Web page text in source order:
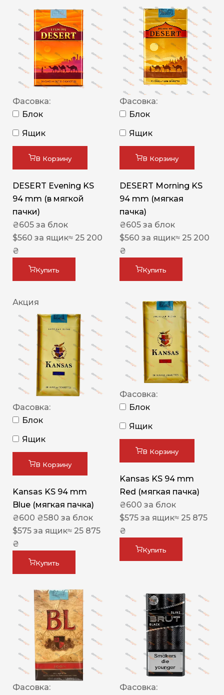
Фасовка:
Блок
Ящик
В Корзину
DESERT Evening KS
94 mm (в мягкой
пачки)
₴605 за блок
$560 за ящик≈ 25 200
₴
Купить
Фасовка:
Блок
Ящик
В Корзину
DESERT Morning KS
94 mm (мягкая
пачка)
₴605 за блок
$560 за ящик≈ 25 200
₴
Купить
Акция
Фасовка:
Блок
Ящик
В Корзину
Kansas KS 94 mm
Blue (мягкая пачка)
₴600 ₴580 за блок
$575 за ящик≈ 25 875
₴
Купить
Фасовка:
Блок
Ящик
В Корзину
Kansas KS 94 mm
Red (мягкая пачка)
₴600 за блок
$575 за ящик≈ 25 875
₴
Купить
Фасовка:
Фасовка: